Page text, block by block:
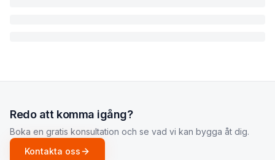
Redo att komma igång?
Boka en gratis konsultation och se vad vi kan bygga åt dig.
Kontakta oss